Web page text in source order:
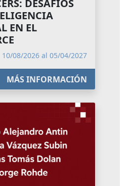
DESAFÍOS
EN EL
10/08/2026 al 05/04/2027
MÁS INFORMACIÓN